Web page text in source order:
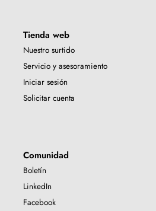
Tienda web
Nuestro surtido
Servicio y asesoramiento
Iniciar sesión
Solicitar cuenta
Comunidad
Boletín
LinkedIn
Facebook